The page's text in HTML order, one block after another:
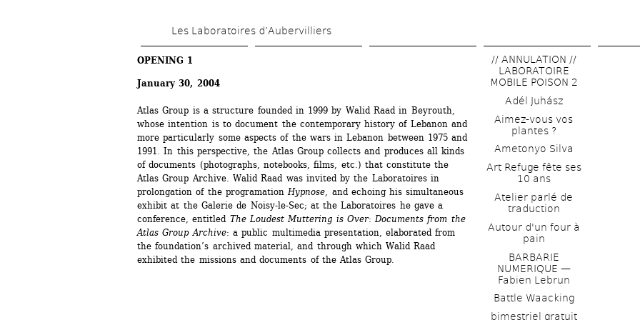
main
Les Laboratoires d’Aubervilliers
OPENING 1
January 30, 2004
Atlas Group is a structure founded in 1999 by Walid Raad in Beyrouth,
whose intention is to document the contemporary history of Lebanon and
more particularly some aspects of the wars in Lebanon between 1975 and
1991. In this perspective, the Atlas Group collects and produces all kinds
of documents (photographs, notebooks, films, etc.) that constitute the
Atlas Group Archive. Walid Raad was invited by the Laboratoires in
prolongation of the programation Hypnose, and echoing his simultaneous
exhibit at the Galerie de Noisy-le-Sec; at the Laboratoires he gave a
conference, entitled The Loudest Muttering is Over: Documents from the
Atlas Group Archive: a public multimedia presentation, elaborated from
the foundation’s archived material, and through which Walid Raad
exhibited the missions and documents of the Atlas Group.
// ANNULATION //
LABORATOIRE
MOBILE POISON 2
Adél Juhász
Aimez-vous vos
plantes ?
Ametonyo Silva
Art Refuge fête ses
10 ans
Atelier parlé de
traduction
Autour d'un four à
pain
BARBARIE
NUMERIQUE —
Fabien Lebrun
Battle Waacking
bimestriel gratuit